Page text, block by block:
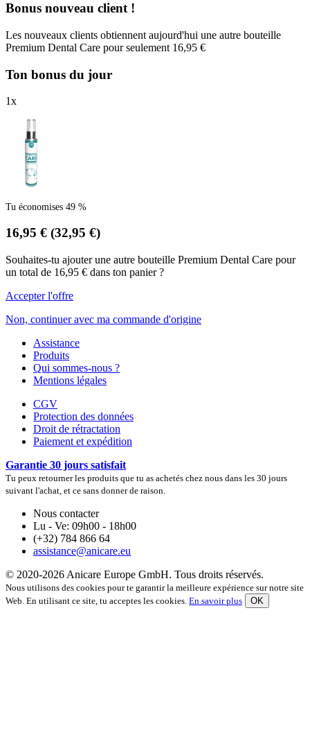
Bonus nouveau client !
Les nouveaux clients obtiennent aujourd'hui une autre bouteille
Premium Dental Care pour seulement 16,95 €
Ton bonus du jour
1x
Tu économises 49 %
16,95 € (32,95 €)
Souhaites-tu ajouter une autre bouteille Premium Dental Care pour
un total de 16,95 € dans ton panier ?
Accepter l'offre
Non, continuer avec ma commande d'origine
Assistance
Produits
Qui sommes-nous ?
Mentions légales
CGV
Protection des données
Droit de rétractation
Paiement et expédition
Garantie 30 jours satisfait
Tu peux retourner les produits que tu as achetés chez nous dans les 30 jours
suivant l'achat, et ce sans donner de raison.
Nous contacter
Lu - Ve: 09h00 - 18h00
(+32) 784 866 64
assistance@anicare.eu
© 2020-2026 Anicare Europe GmbH. Tous droits réservés.
Nous utilisons des cookies pour te garantir la meilleure expérience sur notre site
Web. En utilisant ce site, tu acceptes les cookies. En savoir plus OK